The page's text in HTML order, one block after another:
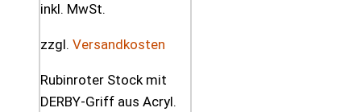
inkl. MwSt.
zzgl. Versandkosten
Rubinroter Stock mit
DERBY-Griff aus Acryl.